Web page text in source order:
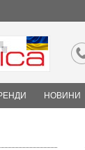
НОВИНИ